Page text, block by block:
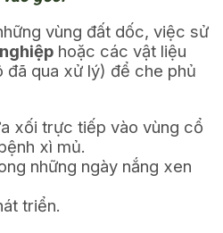
vùng đất dốc, việc sử
hoặc các vật liệu
đã qua xử lý) để che phủ
xối trực tiếp vào vùng cổ
xì mủ.
những ngày nắng xen
triển.